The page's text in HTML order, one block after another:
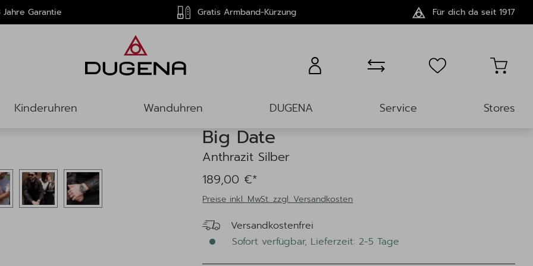
Jahre Garantie Gratis Armband-Kürzung Für dich da seit 1917
Kinderuhren Wanduhren DUGENA Service Stores
Big Date
Anthrazit Silber
189,00 €*
Preise inkl. MwSt. zzgl. Versandkosten
Versandkostenfrei
Sofort verfügbar, Lieferzeit: 2-5 Tage